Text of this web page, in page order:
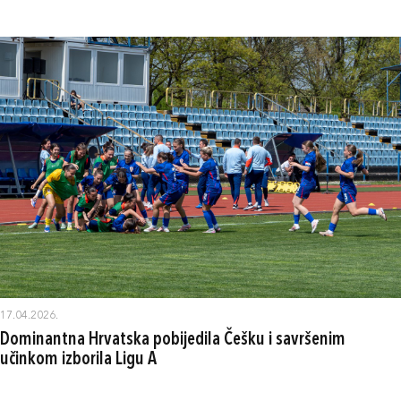
17.04.2026.
Dominantna Hrvatska pobijedila Češku i savršenim
učinkom izborila Ligu A